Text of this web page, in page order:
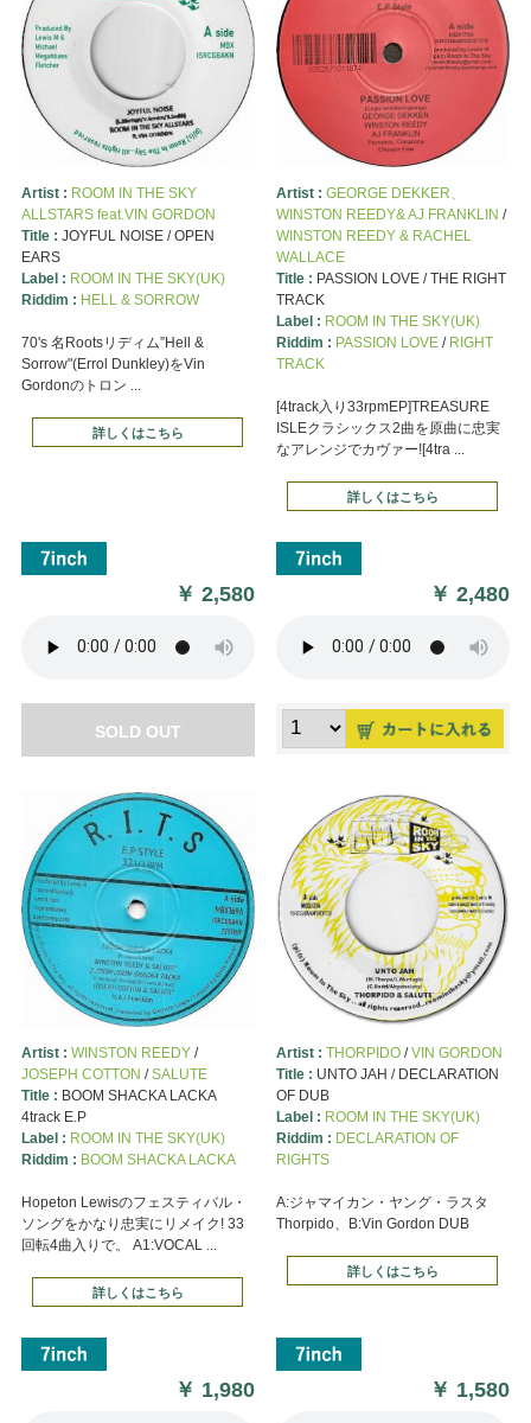
Artist : ROOM IN THE SKY
ALLSTARS feat.VIN GORDON
Title : JOYFUL NOISE / OPEN
EARS
Label : ROOM IN THE SKY(UK)
Riddim : HELL & SORROW
70's 名Rootsリディム”Hell &
Sorrow"(Errol Dunkley)をVin
Gordonのトロン ...
詳しくはこちら
￥2,580
SOLD OUT
Artist : GEORGE DEKKER、
WINSTON REEDY& AJ FRANKLIN /
WINSTON REEDY & RACHEL
WALLACE
Title : PASSION LOVE / THE RIGHT
TRACK
Label : ROOM IN THE SKY(UK)
Riddim : PASSION LOVE/ RIGHT
TRACK
[4track入り33rpmEP]TREASURE
ISLEクラシックス2曲を原曲に忠実
なアレンジでカヴァー![4tra ...
詳しくはこちら
￥2,480
Artist : WINSTON REEDY/
JOSEPH COTTON /SALUTE
Title : BOOM SHACKA LACKA
4track E.P
Label : ROOM IN THE SKY(UK)
Riddim : BOOM SHACKA LACKA
Hopeton Lewisのフェスティバル・
ソングをかなり忠実にリメイク! 33
回転4曲入りで。 A1:VOCAL ...
詳しくはこちら
￥ 1,980
Artist : THORPIDO/VIN GORDON
Title : UNTO JAH / DECLARATION
OF DUB
Label : ROOM IN THE SKY(UK)
Riddim : DECLARATION OF
RIGHTS
A:ジャマイカン・ヤング・ラスタ
Thorpido、B:Vin Gordon DUB
詳しくはこちら
￥ 1,580